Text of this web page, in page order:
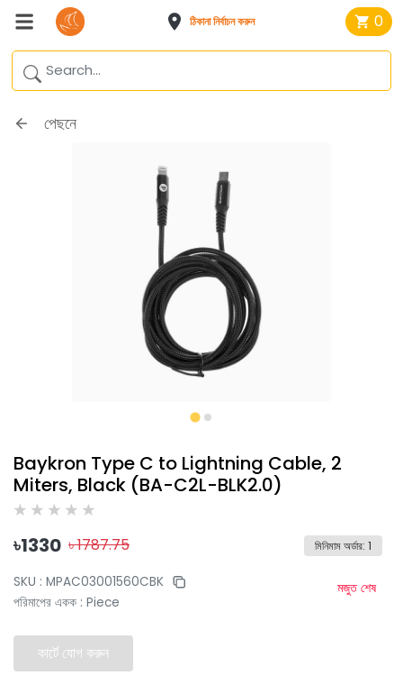
ঠিকানা নির্বাচন করুন 0
পেছনে
Baykron Type C to Lightning Cable, 2
Miters, Black (BA-C2L-BLK2.0)
৳1330 ৳1787.75 মিনিমাম অর্ডার: 1
SKU : MPAC03001560CBK
পরিমাপের একক : Piece
মজুত শেষ
কার্টে যোগ করুন